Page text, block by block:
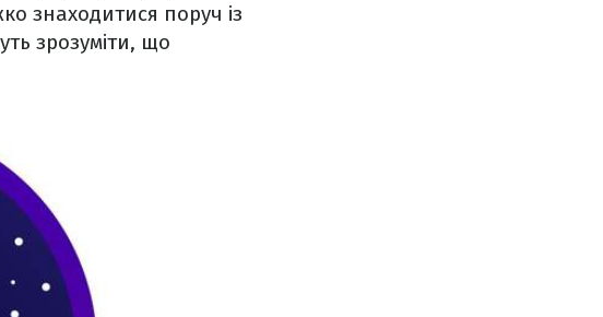
знаходитися поруч із
зрозуміти, що